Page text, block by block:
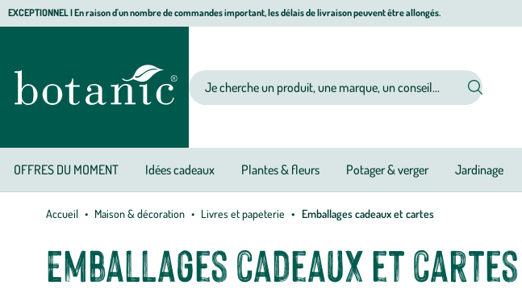
Aller
navigation
Aller
principal
Aller
de
page
EXCEPTIONNEL I En raison d'un nombre de commandes important, les délais de livraison peuvent être allongés.
animalerie,
décoration,
botanic®
Votre
recherche
OFFRES DU MOMENT Idées cadeaux Plantes & fleurs Potager & verger Jardinage
Accueil Maison & décoration Livres et papeterie Emballages cadeaux et cartes
Emballages cadeaux et cartes